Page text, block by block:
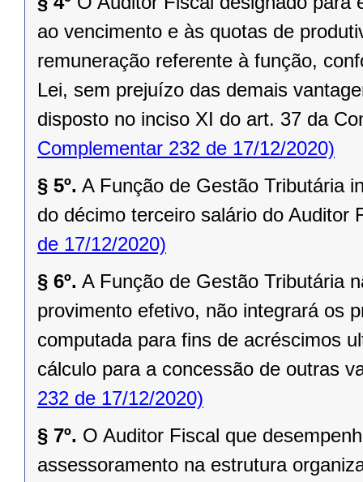
ao vencimento e às quotas de
remuneração referente à função,
Lei, sem prejuízo das demais
disposto no inciso XI do art. 37 da
Complementar 232 de 17/12/2020)
§ 5º. A Função de Gestão Tributária
do décimo terceiro salário do Auditor
de 17/12/2020)
§ 6º. A Função de Gestão Tributária
provimento efetivo, não integrará os
computada para fins de acréscimos
cálculo para a concessão de outras
232 de 17/12/2020)
§ 7º. O Auditor Fiscal que
assessoramento na estrutura